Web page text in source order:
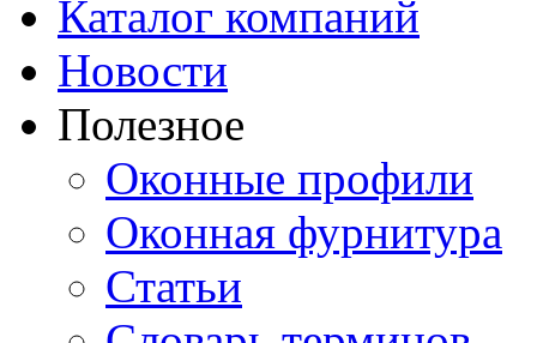
Каталог компаний
Новости
Полезное
Оконные профили
Оконная фурнитура
Статьи